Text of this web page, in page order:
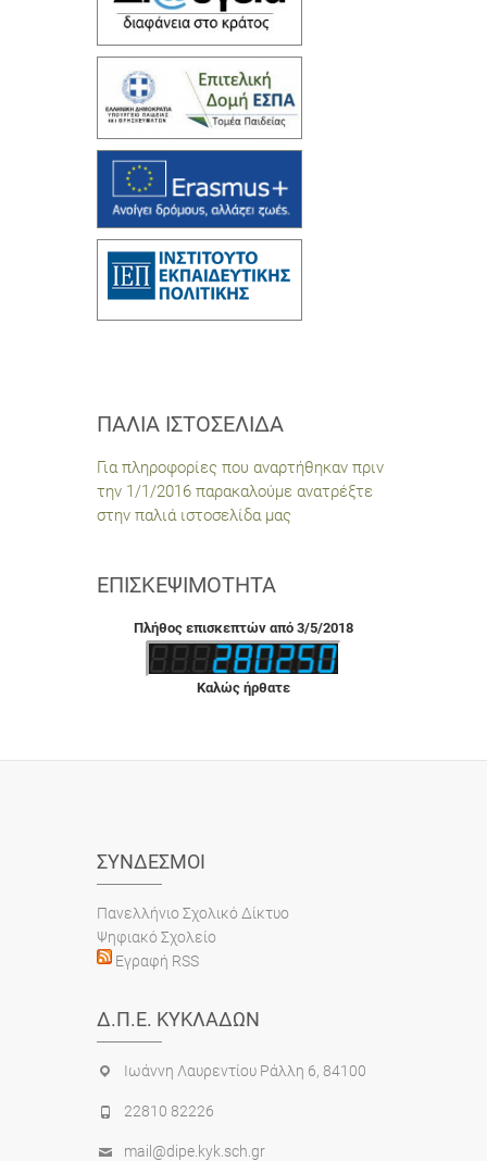
ΠΑΛΙΆ ΙΣΤΟΣΕΛΊΔΑ
Για πληροφορίες που αναρτήθηκαν πριν
την 1/1/2016 παρακαλούμε ανατρέξτε
στην παλιά ιστοσελίδα μας
ΕΠΙΣΚΕΨΙΜΌΤΗΤΑ
Πλήθος επισκεπτών από 3/5/2018
Καλώς ήρθατε
ΣΎΝΔΕΣΜΟΙ
Πανελλήνιο Σχολικό Δίκτυο
Ψηφιακό Σχολείο
Εγραφή RSS
Δ.Π.Ε. ΚΥΚΛΆΔΩΝ
Ιωάννη Λαυρεντίου Ράλλη 6, 84100
22810 82226
mail@dipe.kyk.sch.gr